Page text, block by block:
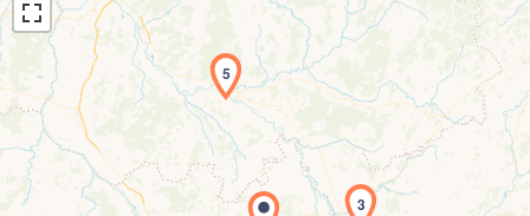
Chargement de la carte en cours...
3
5